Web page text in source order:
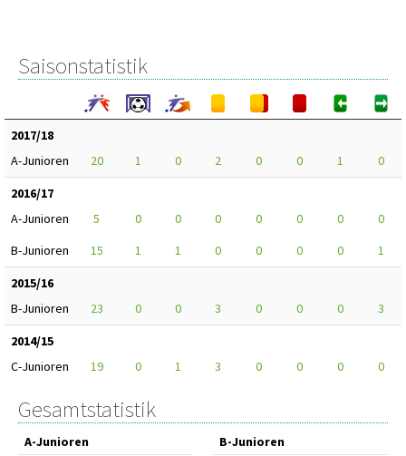
Saisonstatistik
2017/18
A-Junioren
20 1 0 2 0 0 1
0
2016/17
A-Junioren
5 0 0 0 0 0 0
0
B-Junioren
15 1 1 0 0 0 0
1
2015/16
B-Junioren
23 0 0 3 0 0 0
3
2014/15
C-Junioren
19 0 1 3 0 0 0 0
Gesamtstatistik
A-Junioren
B-Junioren